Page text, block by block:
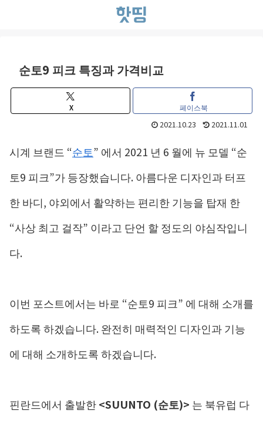
순토9 피크 특징과 가격비교
X 페이스북
2021.10.23 2021.11.01
시계 브랜드 “순토” 에서 2021 년 6 월에 뉴 모델 “순
토9 피크”가 등장했습니다. 아름다운 디자인과 터프
한 바디, 야외에서 활약하는 편리한 기능을 탑재 한
“사상 최고 걸작” 이라고 단언 할 정도의 야심작입니
다.
이번 포스트에서는 바로 “순토9 피크” 에 대해 소개를
하도록 하겠습니다. 완전히 매력적인 디자인과 기능
에 대해 소개하도록 하겠습니다.
핀란드에서 출발한<SUUNTO (순토)> 는 북유럽 다